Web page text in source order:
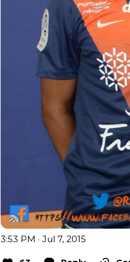
3:53 PM · Jul 7, 2015